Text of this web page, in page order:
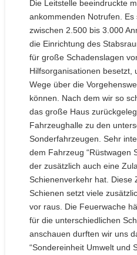
Die Leitstelle beeindruckte
ankommenden Notrufen. Es
zwischen 2.500 bis 3.000
die Einrichtung des
für große Schadenslagen
Hilfsorganisationen besetzt,
Wege über die
können. Nach dem wir so
das große Haus
Fahrzeughalle zu den
Sonderfahrzeugen. Sehr
dem Fahrzeug “Rüstwagen
der zusätzlich auch eine
Schienenverkehr hat. Diese
Schienen setzt viele
vor raus. Die Feuerwache
für die unterschiedlichen
anschauen durften wir uns
“Sondereinheit Umwelt und